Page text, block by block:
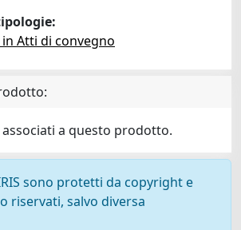
Atti di convegno
a questo prodotto.
sono protetti da copyright e
riservati, salvo diversa